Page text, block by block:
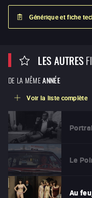
Générique et fiche
LES AUTRES
DE LA MÊME ANNÉE
Voir la liste complète
Le
Au